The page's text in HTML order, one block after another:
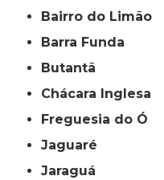
Bairro do Limão
Barra Funda
Butantã
Chácara Inglesa
Freguesia do Ó
Jaguaré
Jaraguá